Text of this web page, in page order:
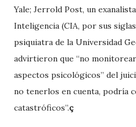
Yale; Jerrold Post, un
Inteligencia (CIA, por sus
psiquiatra de la Universidad
advirtieron que “no
aspectos psicológicos” del
no tenerlos en cuenta, podría
catastróficos”.ç